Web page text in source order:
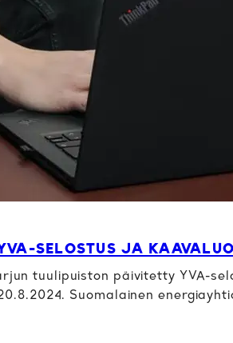
SELOSTUS JA
tuulipuiston päivitetty YVA-
Suomalainen